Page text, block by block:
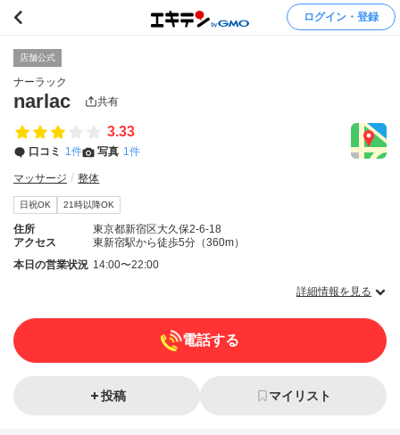
ログイン・登録
店舗公式
ナーラック
narlac 共有
3.33
口コミ 1件 写真 1件
マッサージ 整体
日祝OK 21時以降OK
住所
東京都新宿区大久保2-6-18
アクセス
東新宿駅から徒歩5分（360m）
本日の営業状況 14:00〜22:00
詳細情報を見る
電話する
投稿 マイリスト